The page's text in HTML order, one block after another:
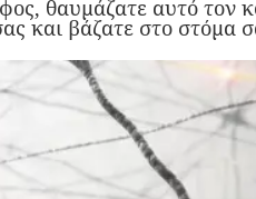
θαυμάζατε αυτό τον
και βάζατε στο στόμα